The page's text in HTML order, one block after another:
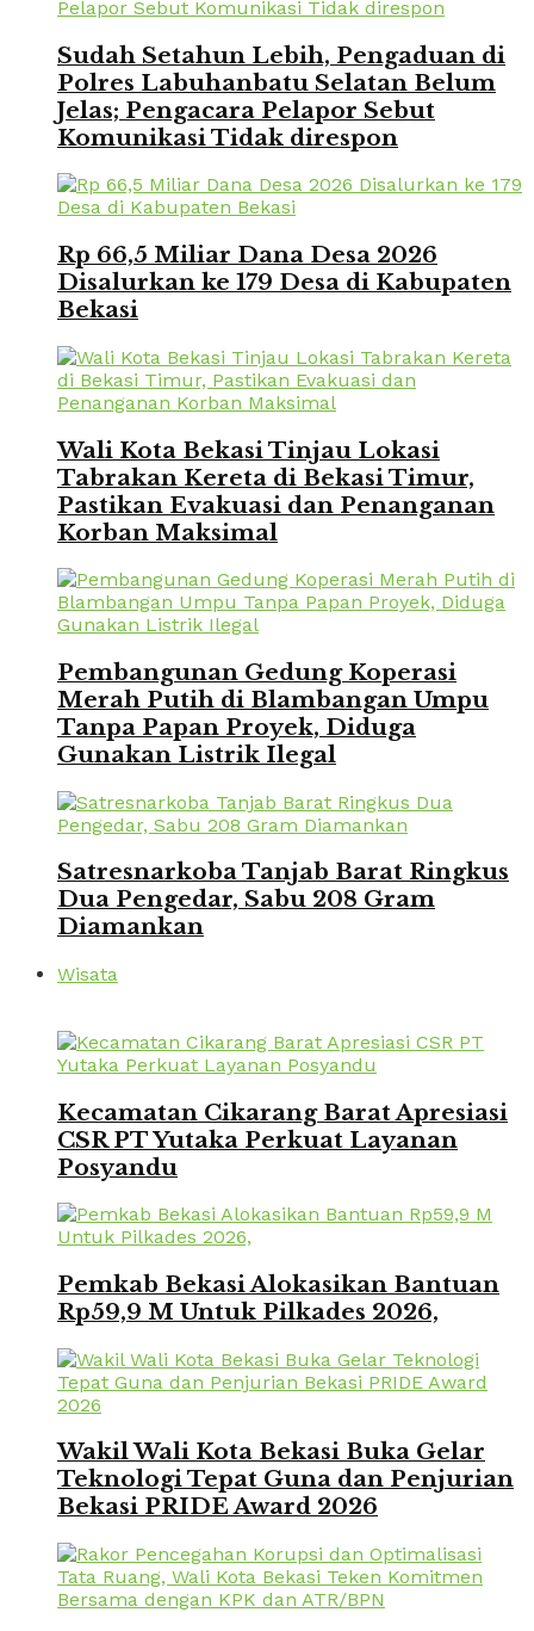
Sudah Setahun Lebih, Pengaduan di
Polres Labuhanbatu Selatan Belum
Jelas; Pengacara Pelapor Sebut
Komunikasi Tidak direspon
Rp 66,5 Miliar Dana Desa 2026
Disalurkan ke 179 Desa di Kabupaten
Bekasi
Wali Kota Bekasi Tinjau Lokasi
Tabrakan Kereta di Bekasi Timur,
Pastikan Evakuasi dan Penanganan
Korban Maksimal
Pembangunan Gedung Koperasi
Merah Putih di Blambangan Umpu
Tanpa Papan Proyek, Diduga
Gunakan Listrik Ilegal
Satresnarkoba Tanjab Barat Ringkus
Dua Pengedar, Sabu 208 Gram
Diamankan
Wisata
Kecamatan Cikarang Barat Apresiasi
CSR PT Yutaka Perkuat Layanan
Posyandu
Pemkab Bekasi Alokasikan Bantuan
Rp59,9 M Untuk Pilkades 2026,
Wakil Wali Kota Bekasi Buka Gelar
Teknologi Tepat Guna dan Penjurian
Bekasi PRIDE Award 2026